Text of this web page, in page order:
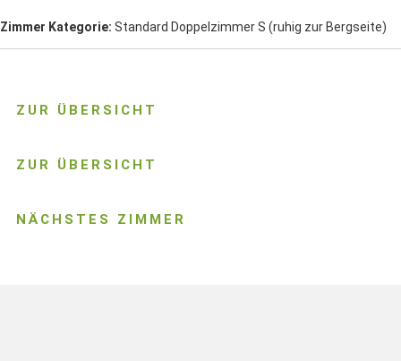
Zimmer Kategorie: Standard Doppelzimmer S (ruhig zur Bergseite)
ZUR ÜBERSICHT
ZUR ÜBERSICHT
NÄCHSTES ZIMMER